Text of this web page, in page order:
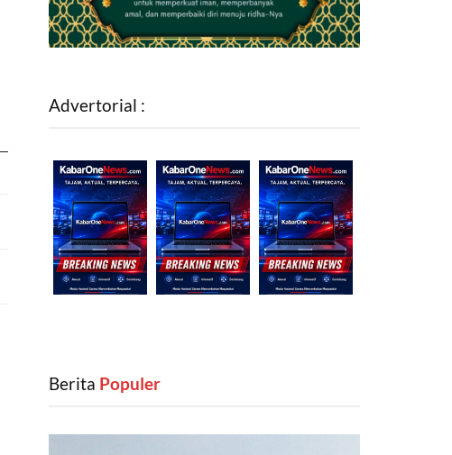
Advertorial :
Berita ‎ Populer